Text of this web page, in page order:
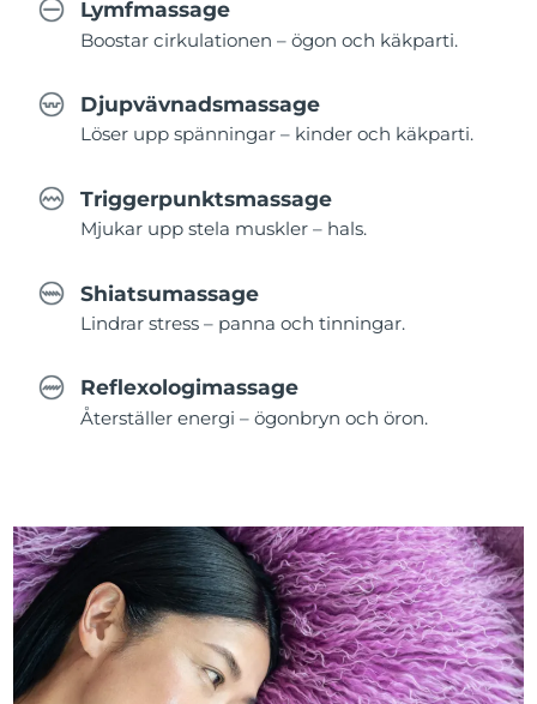
Lymfmassage
Boostar cirkulationen – ögon och käkparti.
Djupvävnadsmassage
Löser upp spänningar – kinder och käkparti.
Triggerpunktsmassage
Mjukar upp stela muskler – hals.
Shiatsumassage
Lindrar stress – panna och tinningar.
Reflexologimassage
Återställer energi – ögonbryn och öron.